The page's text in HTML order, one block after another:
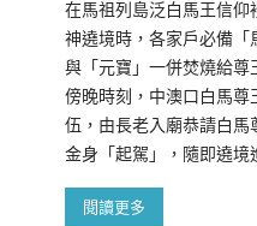
在馬祖列島泛白馬王信仰
神遶境時，各家戶必備「
與「元寶」一併焚燒給尊
傍晚時刻，中澳口白馬尊
伍，由長老入廟恭請白馬
金身「起駕」，隨即遶境
閱讀更多